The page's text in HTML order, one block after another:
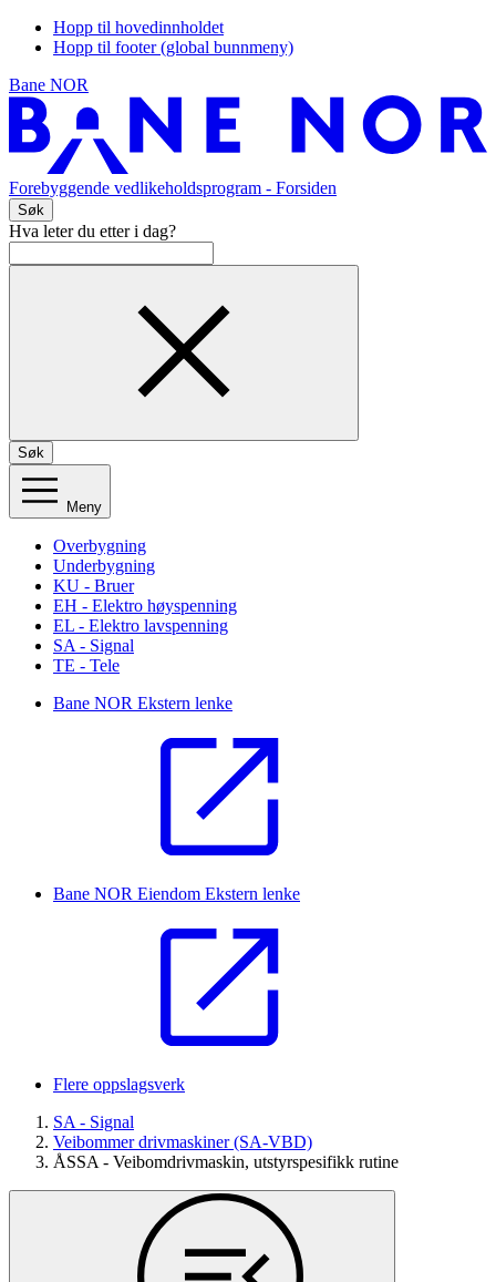
Hopp til hovedinnholdet
Hopp til footer (global bunnmeny)
Bane NOR
Forebyggende vedlikeholdsprogram - Forsiden
Søk
Hva leter du etter i dag?
Søk
Meny
Overbygning
Underbygning
KU - Bruer
EH - Elektro høyspenning
EL - Elektro lavspenning
SA - Signal
TE - Tele
Bane NOR Ekstern lenke
Bane NOR Eiendom Ekstern lenke
Flere oppslagsverk
SA - Signal
Veibommer drivmaskiner (SA-VBD)
ÅSSA - Veibomdrivmaskin, utstyrspesifikk rutine